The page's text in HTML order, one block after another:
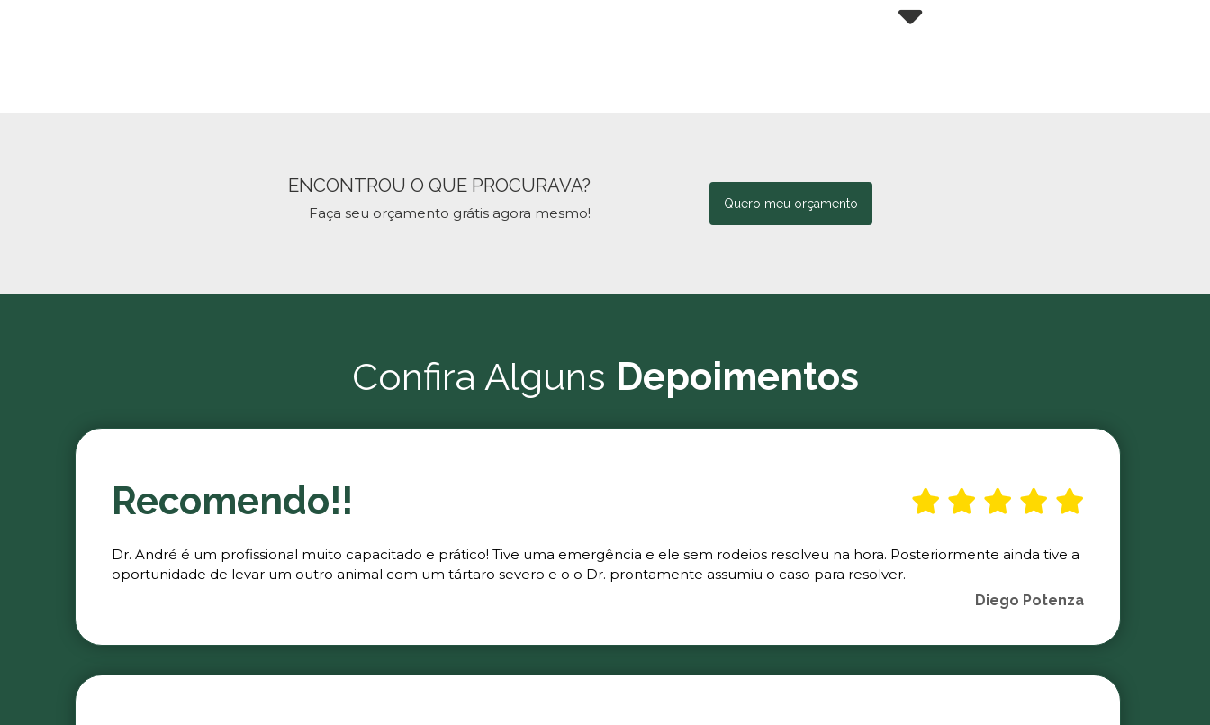
ENCONTROU O QUE PROCURAVA?
Faça seu orçamento grátis agora mesmo!
Quero meu orçamento
Confira Alguns Depoimentos
Recomendo!!
Dr. André é um profissional muito capacitado e prático! Tive uma emergência e ele sem rodeios resolveu na hora. Posteriormente ainda tive a
oportunidade de levar um outro animal com um tártaro severo e o o Dr. prontamente assumiu o caso para resolver.
Diego Potenza